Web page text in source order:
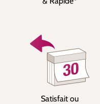
Satisfait ou